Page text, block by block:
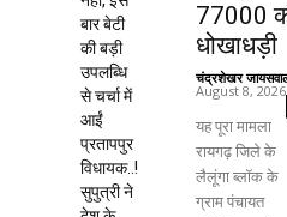
बार बेटी
की बड़ी
उपलब्धि
से चर्चा में
आईं
प्रतापपुर
विधायक..!
सुपुत्री ने
77000
धोखाधड़ी
चंद्रशेखर
August 8, 2026
यह पूरा मामला
रायगढ़ जिले के
लैलूंगा ब्लॉक के
ग्राम पंचायत